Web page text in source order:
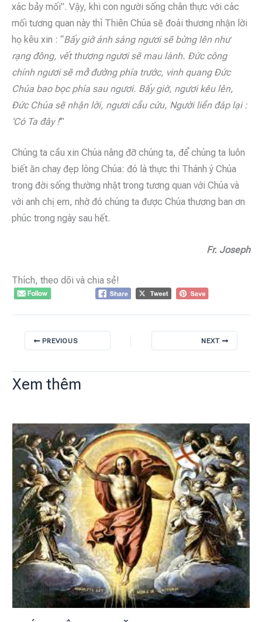
xác bảy mối”. Vậy, khi con người sống chân thực với các
mối tương quan này thì Thiên Chúa sẽ đoái thương nhận lời
họ kêu xin : “Bấy giờ ánh sáng ngươi sẽ bừng lên như
rạng đông, vết thương ngươi sẽ mau lành. Đức công
chính ngươi sẽ mở đường phía trước, vinh quang Đức
Chúa bao bọc phía sau ngươi. Bấy giờ, ngươi kêu lên,
Đức Chúa sẽ nhận lời, ngươi cầu cứu, Người liền đáp lại :
‘Có Ta đây !’”
Chúng ta cầu xin Chúa nâng đỡ chúng ta, để chúng ta luôn
biết ăn chay đẹp lòng Chúa: đó là thực thi Thánh ý Chúa
trong đời sống thường nhật trong tương quan với Chúa và
với anh chị em, nhờ đó chúng ta được Chúa thương ban ơn
phúc trong ngày sau hết.
Fr. Joseph
Thích, theo dõi và chia sẻ!
PREVIOUS NEXT
Xem thêm